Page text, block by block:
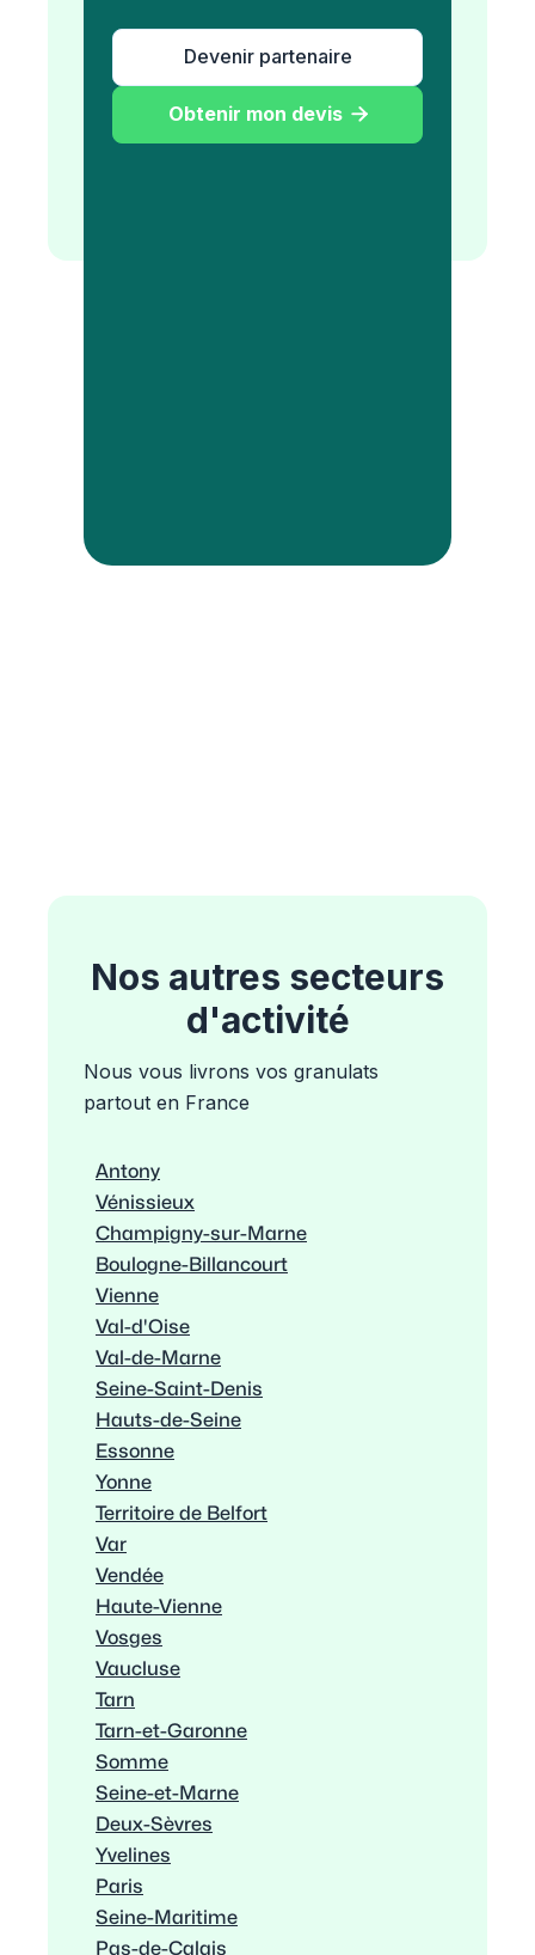
Devenir partenaire
Obtenir mon devis 
Nos autres secteurs
d'activité
Nous vous livrons vos granulats
partout en France
Antony
Vénissieux
Champigny-sur-Marne
Boulogne-Billancourt
Vienne
Val-d'Oise
Val-de-Marne
Seine-Saint-Denis
Hauts-de-Seine
Essonne
Yonne
Territoire de Belfort
Var
Vendée
Haute-Vienne
Vosges
Vaucluse
Tarn
Tarn-et-Garonne
Somme
Seine-et-Marne
Deux-Sèvres
Yvelines
Paris
Seine-Maritime
Pas-de-Calais